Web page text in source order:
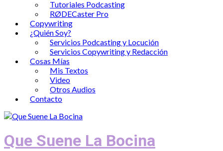
Tutoriales Podcasting
RØDECaster Pro
Copywriting
¿Quién Soy?
Servicios Podcasting y Locución
Servicios Copywriting y Redacción
Cosas Mías
Mis Textos
Video
Otros Audios
Contacto
Que Suene La Bocina